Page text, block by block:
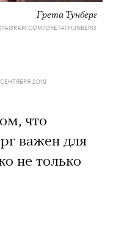
Грета Тунберг
GRETATHUNBERG
2019
что
важен для
не только